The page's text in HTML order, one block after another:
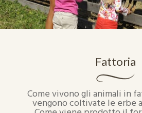
Fattoria
Come vivono gli animali in
vengono coltivate le erbe